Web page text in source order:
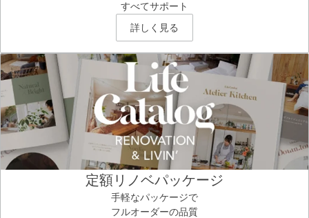
すべてサポート
詳しく見る
定額リノベパッケージ
手軽なパッケージで
フルオーダーの品質